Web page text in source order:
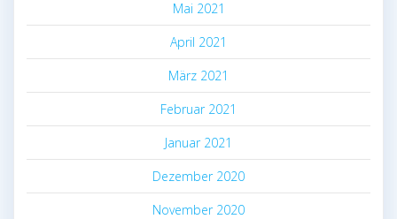
Mai 2021
April 2021
März 2021
Februar 2021
Januar 2021
Dezember 2020
November 2020